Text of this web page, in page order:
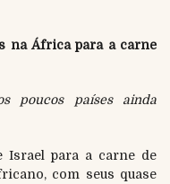
na África para a carne
poucos países ainda
Israel para a carne de
com seus quase